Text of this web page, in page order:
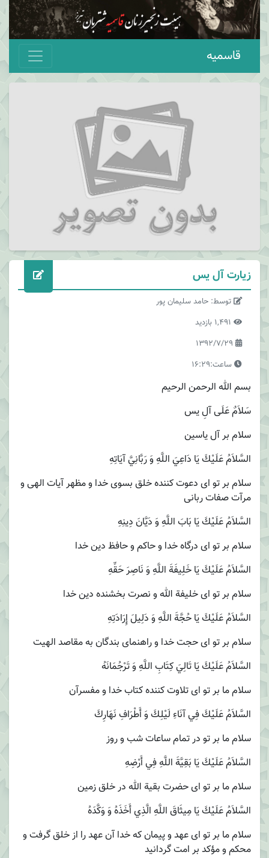
قاسمیه
زیارت آل یس
توسط: حامد سلیمان پور
ساعت:16:29
بسم الله الرحمن الرحیم
سَلاَمٌ عَلَى آلِ يس
سلام بر آل ياسين
السَّلاَمُ عَلَيْكَ يَا دَاعِيَ اللَّهِ وَ رَبَّانِيَّ آيَاتِهِ
سلام بر تو اى دعوت كننده خلق بسوى خدا و مظهر آيات الهى و
مرآت صفات ربانى
السَّلاَمُ عَلَيْكَ يَا بَابَ اللَّهِ وَ دَيَّانَ دِينِهِ‏
سلام بر تو اى درگاه خدا و حاكم و حافظ دين خدا
السَّلاَمُ عَلَيْكَ يَا خَلِيفَةَ اللَّهِ وَ نَاصِرَ حَقِّهِ
سلام بر تو اى خليفة الله و نصرت بخشنده دين خدا
السَّلاَمُ عَلَيْكَ يَا حُجَّةَ اللَّهِ وَ دَلِيلَ إِرَادَتِهِ‏
سلام بر تو اى حجت خدا و راهنماى بندگان به مقاصد الهيت
السَّلاَمُ عَلَيْكَ يَا تَالِيَ كِتَابِ اللَّهِ وَ تَرْجُمَانَهُ
سلام ما بر تو اى تلاوت كننده كتاب خدا و مفسرآن
السَّلاَمُ عَلَيْكَ فِي آنَاءِ لَيْلِكَ وَ أَطْرَافِ نَهَارِكَ‏
سلام ما بر تو در تمام ساعات شب و روز
السَّلاَمُ عَلَيْكَ يَا بَقِيَّةَ اللَّهِ فِي أَرْضِهِ
سلام ما بر تو اى حضرت بقية الله در خلق زمين
السَّلاَمُ عَلَيْكَ يَا مِيثَاقَ اللَّهِ الَّذِي أَخَذَهُ وَ وَكَّدَهُ‏
‏سلام ما بر تو اى عهد و پيمان كه خدا آن عهد را از خلق گرفت و
محكم و مؤكد بر امت گردانيد